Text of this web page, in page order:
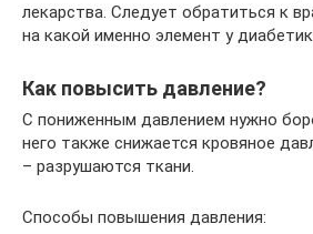
лекарства. Следует обратиться к
на какой именно элемент у
Как повысить давление?
С пониженным давлением нужно
него также снижается кровяное
– разрушаются ткани.
Способы повышения давления: